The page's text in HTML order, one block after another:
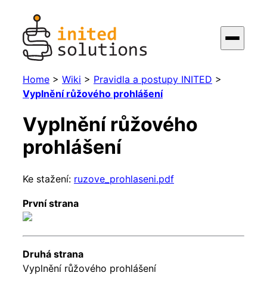
Home > Wiki > Pravidla a postupy INITED >
Vyplnění růžového prohlášení
Vyplnění růžového
prohlášení
Ke stažení: ruzove_prohlaseni.pdf
První strana
Druhá strana
Vyplnění růžového prohlášení